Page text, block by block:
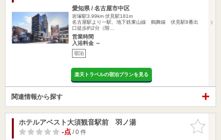
愛知県 / 名古屋市中区
岩塚駅3.99km 伏見駅181m
名古屋駅より一駅、地下鉄東山線 鶴舞線 伏見駅8番出
口徒歩約2分（階…
営業時間
入浴料金 ～
宿泊
楽天トラベルの宿泊プランを見る
関連情報から探す
お気に入
りに追加
ホテルアベスト大須観音駅前 羽ノ湯
-点/ 0 件